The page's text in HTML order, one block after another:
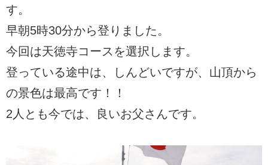
す。
早朝5時30分から登りました。
今回は天徳寺コースを選択します。
登っている途中は、しんどいですが、山頂から
の景色は最高です！！
2人とも今では、良いお父さんです。